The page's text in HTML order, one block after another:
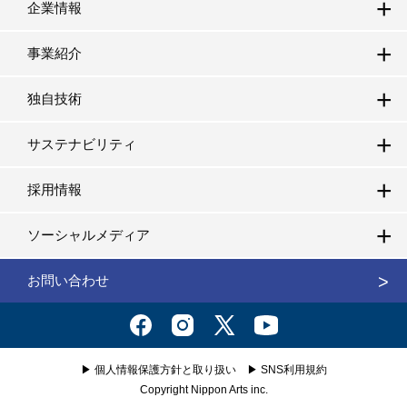
企業情報
事業紹介
独自技術
サステナビリティ
採用情報
ソーシャルメディア
お問い合わせ
▶ 個人情報保護方針と取り扱い▶ SNS利用規約
Copyright Nippon Arts inc.